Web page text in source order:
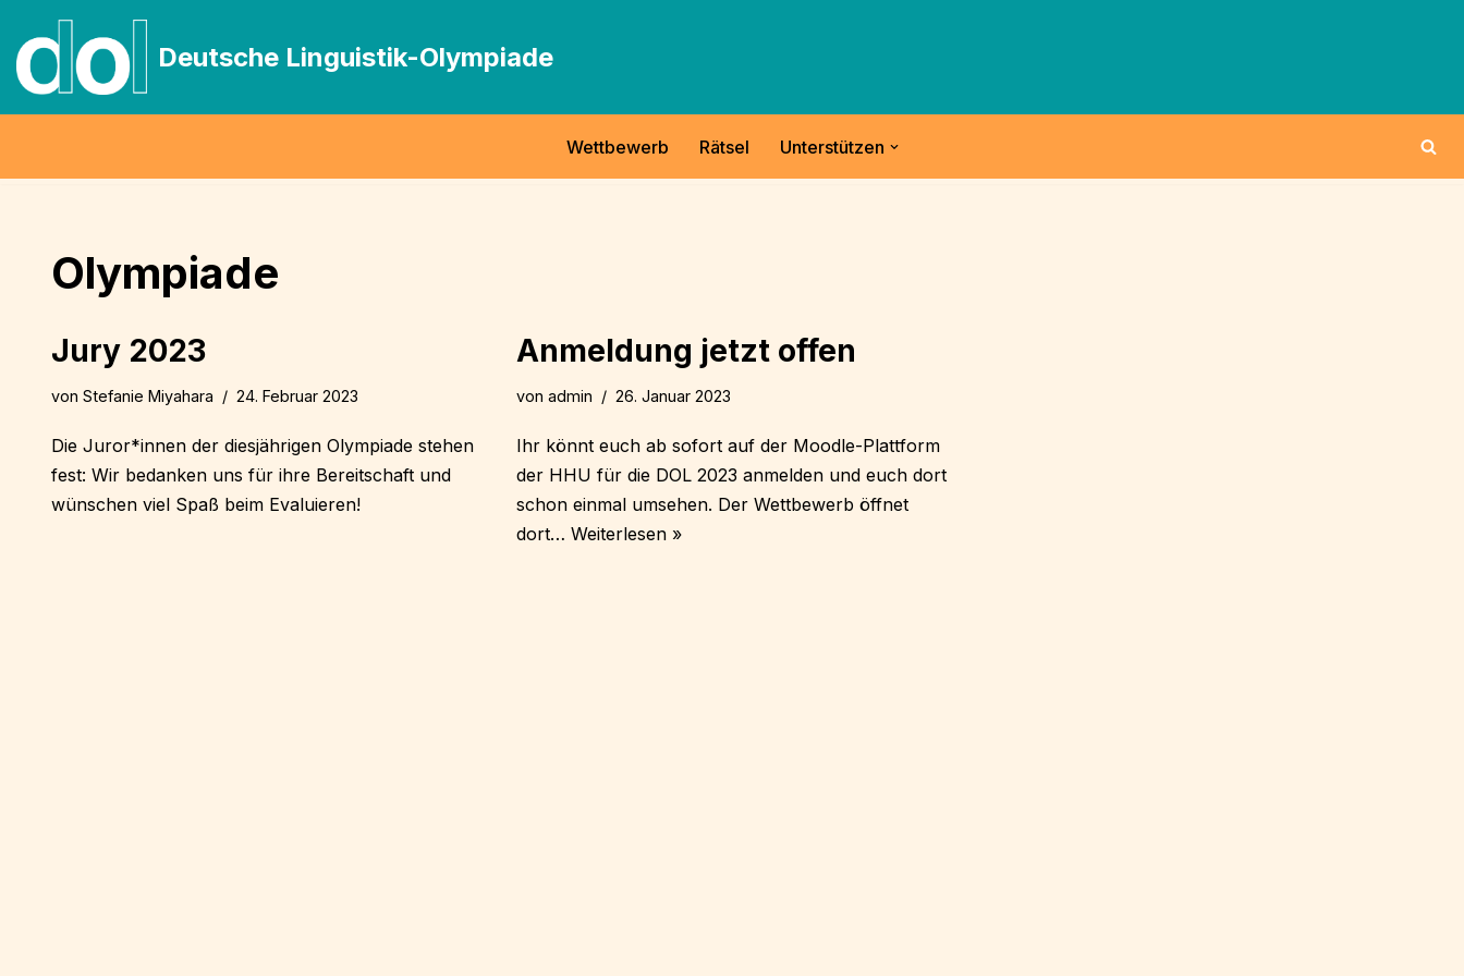
Zum
Inhalt
springen
Deutsche Linguistik-Olympiade
Wettbewerb Rätsel Unterstützen
Olympiade
Jury 2023
von Stefanie Miyahara 24. Februar 2023
Die Juror*innen der diesjährigen Olympiade stehen
fest: Wir bedanken uns für ihre Bereitschaft und
wünschen viel Spaß beim Evaluieren!
Anmeldung jetzt offen
von admin 26. Januar 2023
Ihr könnt euch ab sofort auf der Moodle-Plattform
der HHU für die DOL 2023 anmelden und euch dort
schon einmal umsehen. Der Wettbewerb öffnet
dort… Weiterlesen »